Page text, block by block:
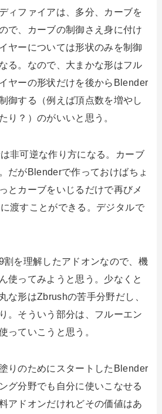
ィファイアは、多分、カーブを
で、カーブの制御さえ身に付け
ヤーについては形状のみを制御
る。なので、大まかな形はフル
ヤーの形状だけを後からBlender
御する（例えば頂点数を増やし
り？）のがいいと思う。
非可逆な作り方になる。カーブ
だがBlenderで作っておけばちょ
とカーブをいじるだけで再びメ
渡すことができる。デジタルで
割を理解したアドオンなので、機
使ってみようと思う。少なくと
な形はZbrushの苦手分野だし、
。そういう部分は、フルーエン
っていこうと思う。
りのためにスタートしたBlender
グ分野でも自分に使いこなせる
アドオンだけれどその価値はあ